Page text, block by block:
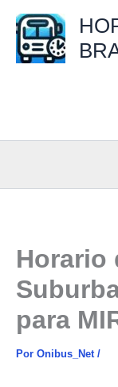
para
Horario
para
Por Onibus_Net /